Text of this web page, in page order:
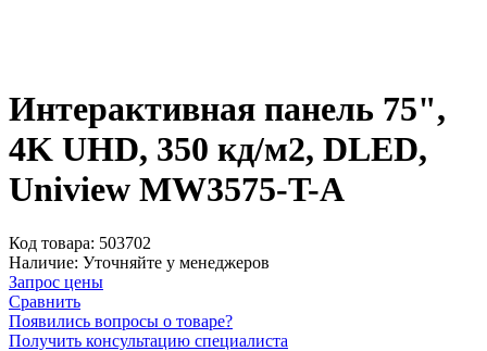
Интерактивная панель 75",
4K UHD, 350 кд/м2, DLED,
Uniview MW3575-T-A
Код товара: 503702
Наличие: Уточняйте у менеджеров
Запрос цены
Сравнить
Появились вопросы о товаре?
Получить консультацию специалиста